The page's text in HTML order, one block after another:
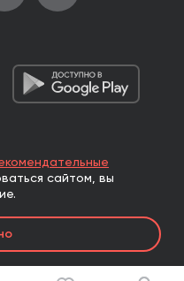
Паблишер»
«Альпина нон-фикшн»,
«Альпина ПРО».
сайтом, вы